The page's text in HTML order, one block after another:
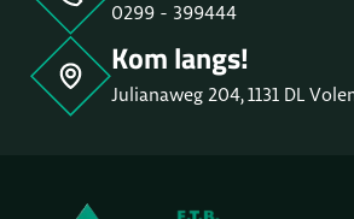
0299 - 399444
Kom langs!
Julianaweg 204, 1131 DL